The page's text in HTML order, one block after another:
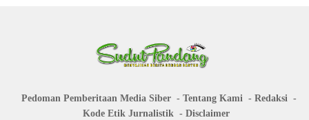
Pedoman Pemberitaan Media Siber Tentang Kami
Redaksi
Kode Etik Jurnalistik
Disclaimer